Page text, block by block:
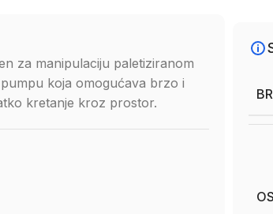
za manipulaciju paletiziranom
koja omogućava brzo i
kretanje kroz prostor.